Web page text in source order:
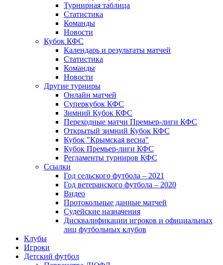
Турнирная таблица
Статистика
Команды
Новости
Кубок КФС
Календарь и результаты матчей
Статистика
Команды
Новости
Другие турниры
Онлайн матчей
Суперкубок КФС
Зимний Кубок КФС
Переходные матчи Премьер-лиги КФС
Открытый зимний Кубок КФС
Кубок "Крымская весна"
Кубок Премьер-лиги КФС
Регламенты турниров КФС
Ссылки
Год сельского футбола – 2021
Год ветеранского футбола – 2020
Видео
Протокольные данные матчей
Судейские назначения
Дисквалификации игроков и официальных
лиц футбольных клубов
Клубы
Игроки
Детский футбол